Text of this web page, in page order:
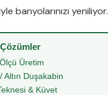
banyolarınızı yeniliyor.
Üretim
Altın Duşakabin
& Küvet